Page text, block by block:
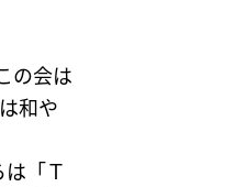
の会は
和や
「Ｔ